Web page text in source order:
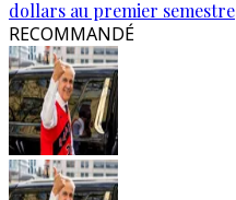
dollars au premier semestre
RECOMMANDÉ